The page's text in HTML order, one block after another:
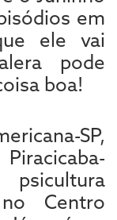
em
ele vai
pode
boa!
SP,
Centro